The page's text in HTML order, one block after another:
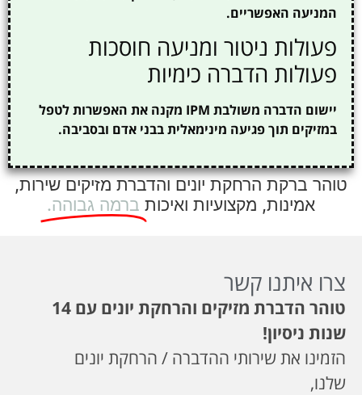
המניעה האפשריים.
פעולות ניטור ומניעה חוסכות
פעולות הדברה כימיות
יישום הדברה משולבת IPM מקנה את האפשרות לטפל
במזיקים תוך פגיעה מינימאלית בבני אדם ובסביבה.
טוהר ברקת הרחקת יונים והדברת מזיקים שירות,
אמינות, מקצועיות ואיכות ברמה גבוהה.
צרו איתנו קשר
טוהר הדברת מזיקים
והרחקת יונים עם 14
שנות ניסיון!
הזמינו את שירותי ההדברה / הרחקת יונים
שלנו,